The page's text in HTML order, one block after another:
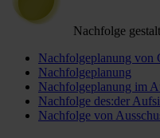
Nachfolge
Nachfolgeplanung von
Nachfolgeplanung
Nachfolgeplanung im
Nachfolge des:der
Nachfolge von